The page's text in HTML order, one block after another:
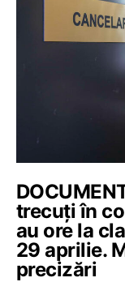
trecuți în
au ore la
29 aprilie.
precizări